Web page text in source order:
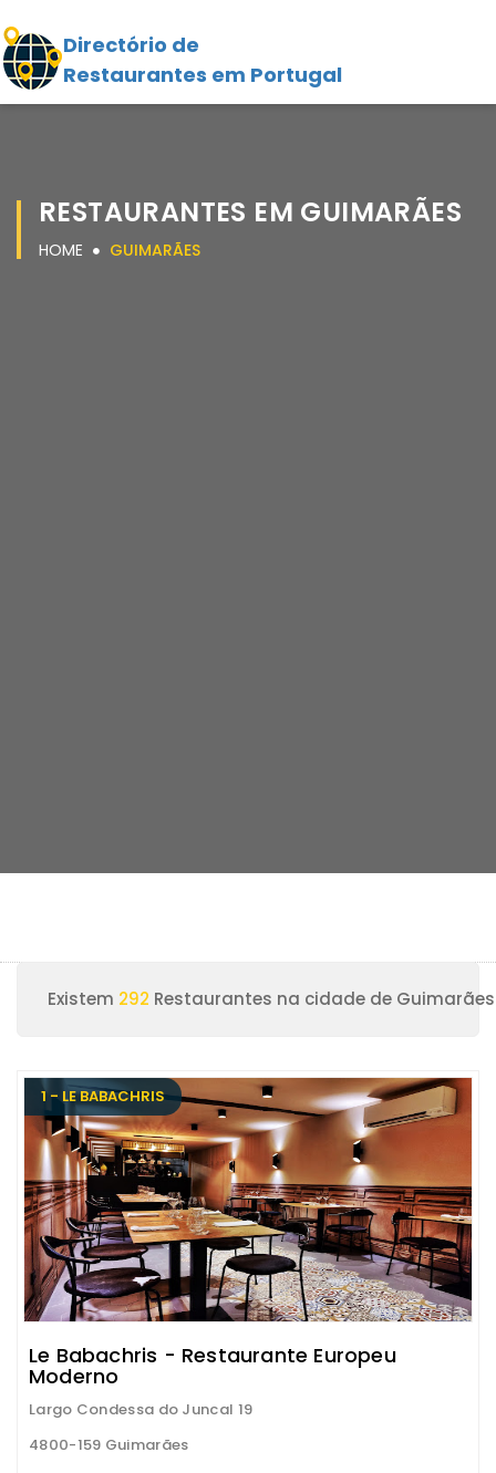
Directório de
Restaurantes em Portugal
RESTAURANTES EM GUIMARÃES
HOME GUIMARÃES
Existem 292 Restaurantes na cidade de Guimarães
1 - LE BABACHRIS
Le Babachris - Restaurante Europeu
Moderno
Largo Condessa do Juncal 19
4800-159 Guimarães